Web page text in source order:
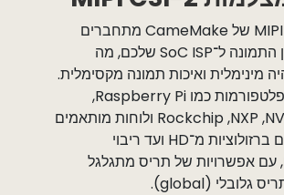
מודולי MIPI CSI-2 של CameMake מתחברים
ישירות מחיישן התמונה ל־SoC ISP שלכם, מה
מינימלית ואיכות תמונה מקסימלית.
הם מיועדים לפלטפורמות כמו ‏Raspberry Pi,
‏NVIDIA Jetson, ‏NXP, ‏Rockchip ולוחות מותאמים
אישית, ותומכים ברזולוציות מ־HD ועד ריבוי
עם אפשרויות של תריס מתגלגל